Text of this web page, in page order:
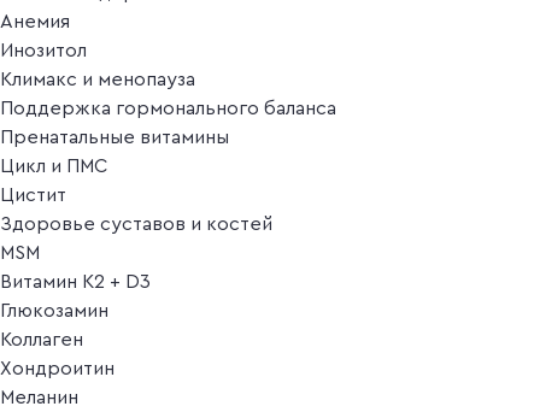
Анемия
Инозитол
Климакс и менопауза
Поддержка гормонального баланса
Пренатальные витамины
Цикл и ПМС
Цистит
Здоровье суставов и костей
MSM
Витамин K2 + D3
Глюкозамин
Коллаген
Хондроитин
Меланин